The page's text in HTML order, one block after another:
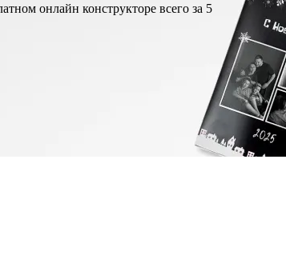
онлайн конструкторе всего за 5